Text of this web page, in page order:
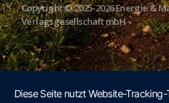
Copyright © 2025-2026 Energie &
Verlagsgesellschaft mbH
Diese Seite nutzt Website-